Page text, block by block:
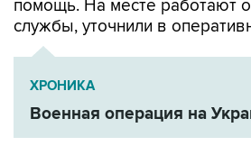
помощь. На месте работают
службы, уточнили в
ХРОНИКА
Военная операция на